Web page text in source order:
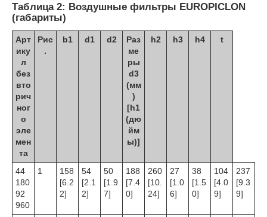
Таблица 2: Воздушные фильтры EUROPICLON
(габариты)
Арт
ику
л
без
вто
рич
ног
о
эле
мен
та
Рис
.
b1 d1 d2
Раз
ме
ры
d3
(мм
)
[h1
(дю
йм
ы)]
h2 h3 h4 t
44
180
92
960
1
158
[6.2
2]
54
[2.1
2]
50
[1.9
7]
188
[7.4
0]
260
[10.
24]
27
[1.0
6]
38
[1.5
0]
104
[4.0
9]
237
[9.3
9]